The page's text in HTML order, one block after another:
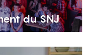
du SNJ